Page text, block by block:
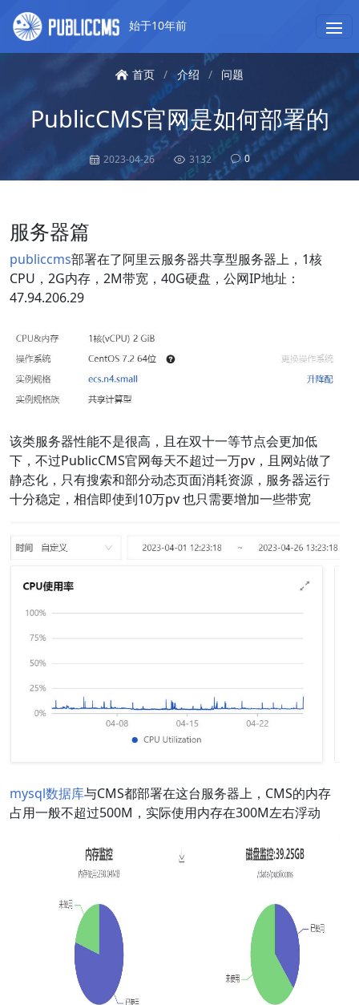
始于10年前
首页 / 介绍 / 问题
PublicCMS官网是如何部署的
2023-04-26 3132 0
服务器篇
publiccms部署在了阿里云服务器共享型服务器上，1核
CPU，2G内存，2M带宽，40G硬盘，公网IP地址：
47.94.206.29
该类服务器性能不是很高，且在双十一等节点会更加低
下，不过PublicCMS官网每天不超过一万pv，且网站做了
静态化，只有搜索和部分动态页面消耗资源，服务器运行
十分稳定，相信即使到10万pv 也只需要增加一些带宽
mysql数据库与CMS都部署在这台服务器上，CMS的内存
占用一般不超过500M，实际使用内存在300M左右浮动